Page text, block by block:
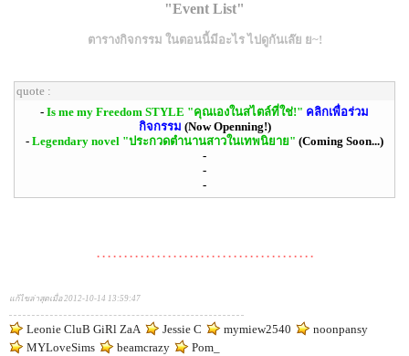
"Event List"
ตารางกิจกรรม ในตอนนี้มีอะไร ไปดูกันเล๊ย ย~!
quote :
- Is me my Freedom STYLE "คุณเองในสไตล์ที่ใช่!" คลิกเพื่อร่วม
กิจกรรม (Now Openning!)
- Legendary novel "ประกวดตำนานสาวในเทพนิยาย" (Coming Soon...)
-
-
-
. . . . . . . . . . . . . . . . . . . . . . . . . . . . . . . . . . . . . . . .
แก้ไขล่าสุดเมื่อ 2012-10-14 13:59:47
Leonie CluB GiRl ZaA Jessie C mymiew2540
noonpansy
MYLoveSims
beamcrazy Pom_